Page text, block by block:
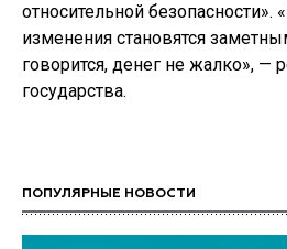
относительной безопасности».
изменения становятся
говорится, денег не жалко», —
государства.
ПОПУЛЯРНЫЕ НОВОСТИ